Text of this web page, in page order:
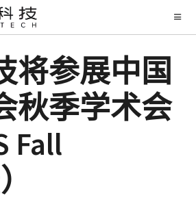
将参展中国
秋季学术会
Fall